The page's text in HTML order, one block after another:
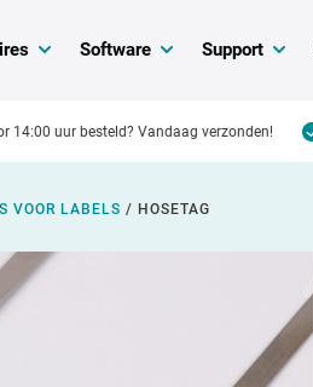
Software Support
14:00 uur besteld? Vandaag verzonden!
VOOR LABELS / HOSETAG